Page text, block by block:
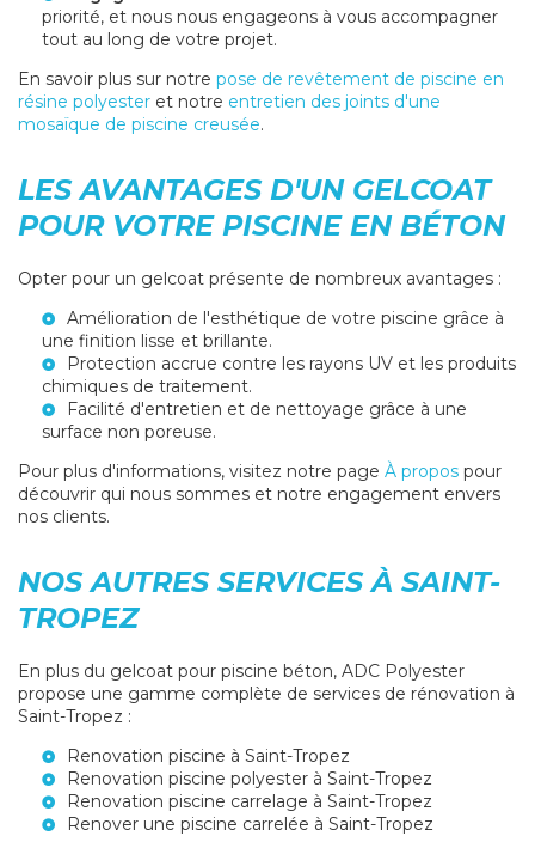
priorité, et nous nous engageons à vous accompagner
tout au long de votre projet.
En savoir plus sur notre pose de revêtement de piscine en
résine polyester et notre entretien des joints d'une
mosaïque de piscine creusée.
LES AVANTAGES D'UN GELCOAT
POUR VOTRE PISCINE EN BÉTON
Opter pour un gelcoat présente de nombreux avantages :
Amélioration de l'esthétique de votre piscine grâce à
une finition lisse et brillante.
Protection accrue contre les rayons UV et les produits
chimiques de traitement.
Facilité d'entretien et de nettoyage grâce à une
surface non poreuse.
Pour plus d'informations, visitez notre page À propos pour
découvrir qui nous sommes et notre engagement envers
nos clients.
NOS AUTRES SERVICES À SAINT-
TROPEZ
En plus du gelcoat pour piscine béton, ADC Polyester
propose une gamme complète de services de rénovation à
Saint-Tropez :
Renovation piscine à Saint-Tropez
Renovation piscine polyester à Saint-Tropez
Renovation piscine carrelage à Saint-Tropez
Renover une piscine carrelée à Saint-Tropez